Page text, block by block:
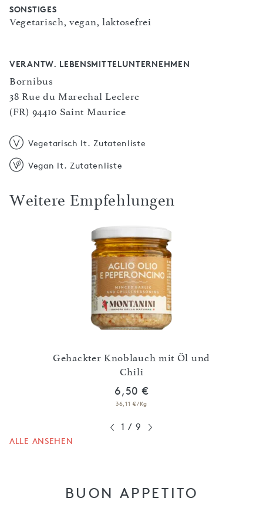
SONSTIGES
Vegetarisch, vegan, laktosefrei
VERANTW. LEBENSMITTELUNTERNEHMEN
Bornibus
38 Rue du Marechal Leclerc
(FR) 94410 Saint Maurice
Vegetarisch lt. Zutatenliste
Vegan lt. Zutatenliste
Weitere Empfehlungen
Gehackter Knoblauch mit Öl und
Chili
6,50 €
36,11 €/Kg
1 / 9
ALLE ANSEHEN
BUON APPETITO